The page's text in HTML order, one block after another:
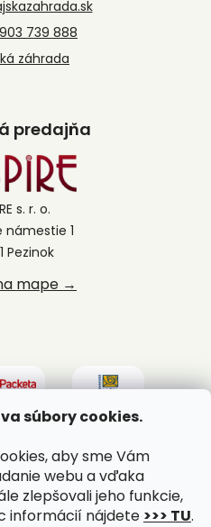
súbory cookies.
aby sme Vám
webu a vďaka
zlepšovali jeho funkcie,
informácií nájdete >>> TU.
739 888
záhrada
predajňa
s. r. o.
námestie 1
Pezinok
mape →